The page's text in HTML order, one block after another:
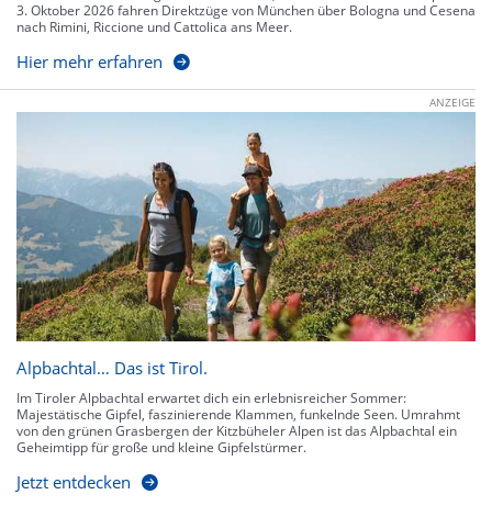
3. Oktober 2026 fahren Direktzüge von München über Bologna und Cesena
nach Rimini, Riccione und Cattolica ans Meer.
Hier mehr erfahren
ANZEIGE
Alpbachtal… Das ist Tirol.
Im Tiroler Alpbachtal erwartet dich ein erlebnisreicher Sommer:
Majestätische Gipfel, faszinierende Klammen, funkelnde Seen. Umrahmt
von den grünen Grasbergen der Kitzbüheler Alpen ist das Alpbachtal ein
Geheimtipp für große und kleine Gipfelstürmer.
Jetzt entdecken